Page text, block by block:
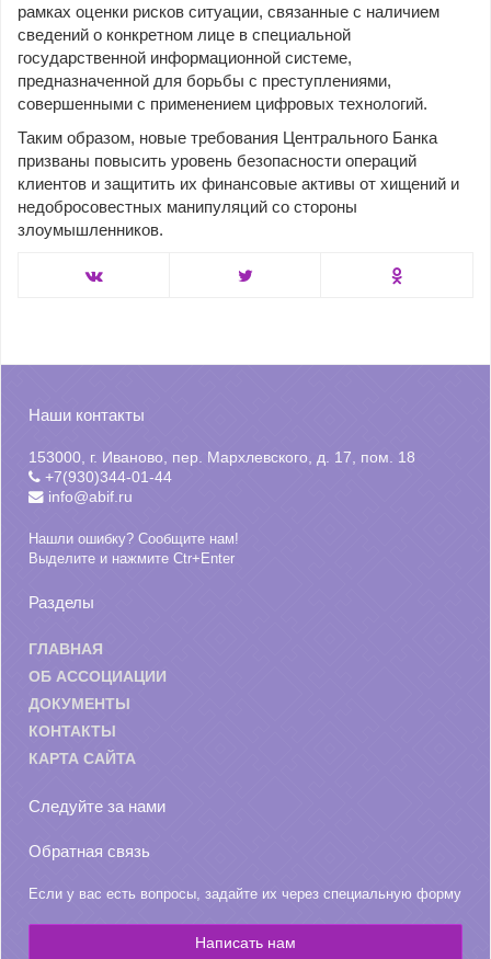
рамках оценки рисков ситуации, связанные с наличием
сведений о конкретном лице в специальной
государственной информационной системе,
предназначенной для борьбы с преступлениями,
совершенными с применением цифровых технологий.
Таким образом, новые требования Центрального Банка
призваны повысить уровень безопасности операций
клиентов и защитить их финансовые активы от хищений и
недобросовестных манипуляций со стороны
злоумышленников.
Наши контакты
153000, г. Иваново, пер. Мархлевского, д. 17, пом. 18
+7(930)344-01-44
info@abif.ru
Нашли ошибку? Сообщите нам!
Выделите и нажмите Ctr+Enter
Разделы
ГЛАВНАЯ
ОБ АССОЦИАЦИИ
ДОКУМЕНТЫ
КОНТАКТЫ
КАРТА САЙТА
Следуйте за нами
Обратная связь
Если у вас есть вопросы, задайте их через специальную форму
Написать нам